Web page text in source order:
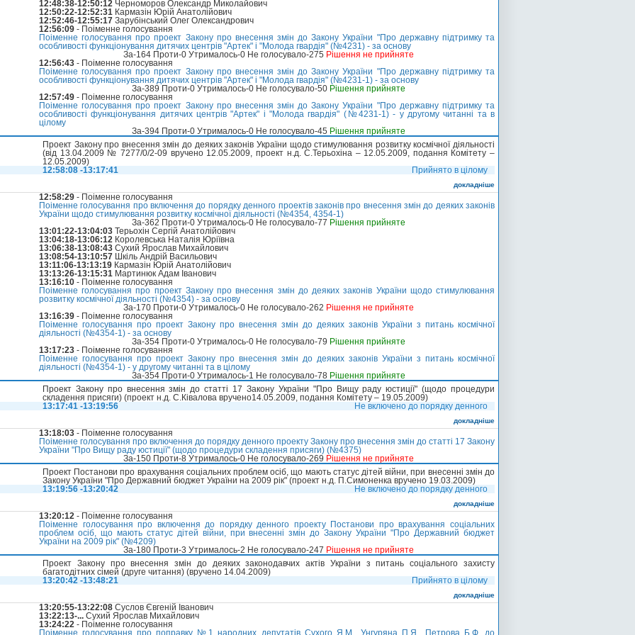
12:48:38-12:50:12 Черноморов Олександр Миколайович
12:50:22-12:52:31 Кармазін Юрій Анатолійович
12:52:46-12:55:17 Зарубінський Олег Олександрович
12:56:09 - Поіменне голосування
Поіменне голосування про проект Закону про внесення змін до Закону України "Про державну підтримку та
особливості функціонування дитячих центрів "Артек" і "Молода гвардія" (№4231) - за основу
За-164 Проти-0 Утрималось-0 Не голосувало-275 Рішення не прийняте
12:56:43 - Поіменне голосування
Поіменне голосування про проект Закону про внесення змін до Закону України "Про державну підтримку та
особливості функціонування дитячих центрів "Артек" і "Молода гвардія" (№4231-1) - за основу
За-389 Проти-0 Утрималось-0 Не голосувало-50 Рішення прийняте
12:57:49 - Поіменне голосування
Поіменне голосування про проект Закону про внесення змін до Закону України "Про державну підтримку та
особливості функціонування дитячих центрів "Артек" і "Молода гвардія" (№4231-1) - у другому читанні та в
цілому
За-394 Проти-0 Утрималось-0 Не голосувало-45 Рішення прийняте
Проект Закону про внесення змін до деяких законів України щодо стимулювання розвитку космічної діяльності
(вiд 13.04.2009 № 7277/0/2-09 вручено 12.05.2009, проект н.д. С.Терьохіна – 12.05.2009, подання Комітету –
12.05.2009)
12:58:08 -13:17:41
Прийнято в цілому
докладніше
12:58:29 - Поіменне голосування
Поіменне голосування про включення до порядку денного проектів законів про внесення змін до деяких законів
України щодо стимулювання розвитку космічної діяльності (№4354, 4354-1)
За-362 Проти-0 Утрималось-0 Не голосувало-77 Рішення прийняте
13:01:22-13:04:03 Терьохін Сергій Анатолійович
13:04:18-13:06:12 Королевська Наталія Юріївна
13:06:38-13:08:43 Сухий Ярослав Михайлович
13:08:54-13:10:57 Шкіль Андрій Васильович
13:11:06-13:13:19 Кармазін Юрій Анатолійович
13:13:26-13:15:31 Мартинюк Адам Іванович
13:16:10 - Поіменне голосування
Поіменне голосування про проект Закону про внесення змін до деяких законів України щодо стимулювання
розвитку космічної діяльності (№4354) - за основу
За-170 Проти-0 Утрималось-0 Не голосувало-262 Рішення не прийняте
13:16:39 - Поіменне голосування
Поіменне голосування про проект Закону про внесення змін до деяких законів України з питань космічної
діяльності (№4354-1) - за основу
За-354 Проти-0 Утрималось-0 Не голосувало-79 Рішення прийняте
13:17:23 - Поіменне голосування
Поіменне голосування про проект Закону про внесення змін до деяких законів України з питань космічної
діяльності (№4354-1) - у другому читанні та в цілому
За-354 Проти-0 Утрималось-1 Не голосувало-78 Рішення прийняте
Проект Закону про внесення змін до статті 17 Закону України "Про Вищу раду юстиції" (щодо процедури
складення присяги) (проект н.д. С.Ківалова вручено14.05.2009, подання Комітету – 19.05.2009)
13:17:41 -13:19:56
Не включено до порядку денного
докладніше
13:18:03 - Поіменне голосування
Поіменне голосування про включення до порядку денного проекту Закону про внесення змін до статті 17 Закону
України "Про Вищу раду юстиції" (щодо процедури складення присяги) (№4375)
За-150 Проти-8 Утрималось-0 Не голосувало-269 Рішення не прийняте
Проект Постанови про врахування соціальних проблем осіб, що мають статус дітей війни, при внесенні змін до
Закону України "Про Державний бюджет України на 2009 рік" (проект н.д. П.Симоненка вручено 19.03.2009)
13:19:56 -13:20:42
Не включено до порядку денного
докладніше
13:20:12 - Поіменне голосування
Поіменне голосування про включення до порядку денного проекту Постанови про врахування соціальних
проблем осіб, що мають статус дітей війни, при внесенні змін до Закону України "Про Державний бюджет
України на 2009 рік" (№4209)
За-180 Проти-3 Утрималось-2 Не голосувало-247 Рішення не прийняте
Проект Закону про внесення змін до деяких законодавчих актів України з питань соціального захисту
багатодітних сімей (друге читання) (вручено 14.04.2009)
13:20:42 -13:48:21
Прийнято в цілому
докладніше
13:20:55-13:22:08 Суслов Євгеній Іванович
13:22:13-... Сухий Ярослав Михайлович
13:24:22 - Поіменне голосування